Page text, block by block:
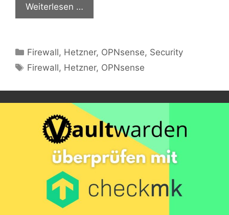
Weiterlesen …
Kategorien
Firewall, Hetzner, OPNsense, Security
Schlagwörter
Firewall, Hetzner, OPNsense